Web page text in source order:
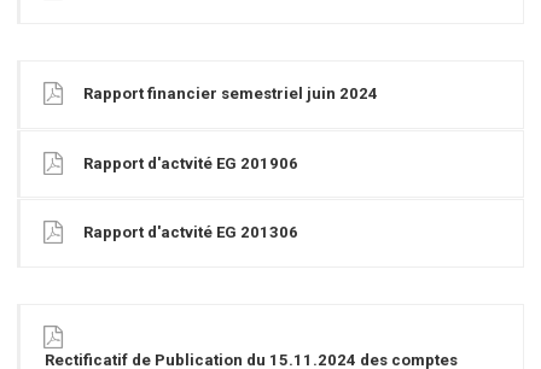
Rapport financier semestriel juin 2024
Rapport d'actvité EG 201906
Rapport d'actvité EG 201306
Rectificatif de Publication du 15.11.2024 des comptes